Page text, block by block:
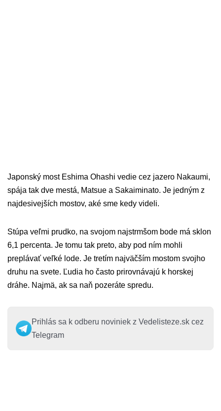
Japonský most Eshima Ohashi vedie cez jazero Nakaumi,
spája tak dve mestá, Matsue a Sakaiminato. Je jedným z
najdesivejších mostov, aké sme kedy videli.
Stúpa veľmi prudko, na svojom najstrmšom bode má sklon
6,1 percenta. Je tomu tak preto, aby pod ním mohli
preplávať veľké lode. Je tretím najväčším mostom svojho
druhu na svete. Ľudia ho často prirovnávajú k horskej
dráhe. Najmä, ak sa naň pozeráte spredu.
Prihlás sa k odberu noviniek z Vedelisteze.sk cez
Telegram